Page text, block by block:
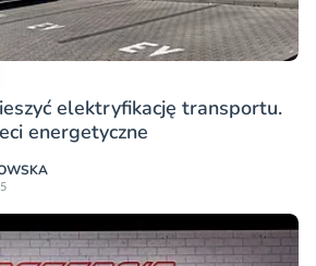
elektryfikację transportu.
energetyczne